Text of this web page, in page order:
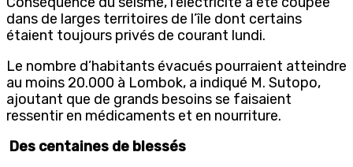
dans de larges territoires de l’île dont certains
étaient toujours privés de courant lundi.
Le nombre d’habitants évacués pourraient atteindre
au moins 20.000 à Lombok, a indiqué M. Sutopo,
ajoutant que de grands besoins se faisaient
ressentir en médicaments et en nourriture.
Des centaines de blessés